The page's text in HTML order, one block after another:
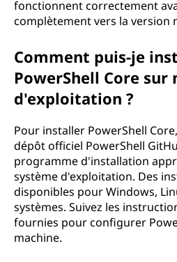
fonctionnent correctement
complètement vers la version
Comment puis-je
PowerShell Core sur
d'exploitation ?
Pour installer PowerShell
dépôt officiel PowerShell
programme d'installation
système d'exploitation. Des
disponibles pour Windows,
systèmes. Suivez les
fournies pour configurer
machine.